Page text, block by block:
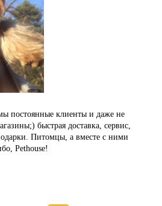
постоянные клиенты и даже не
быстрая доставка, сервис,
Питомцы, а вместе с ними
Pethouse!